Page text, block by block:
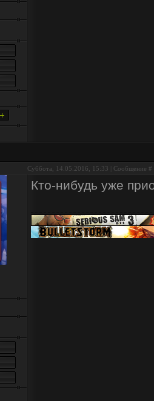
Суббота, 14.05.2016, 15:33 | Сообщение #
Кто-нибудь уже